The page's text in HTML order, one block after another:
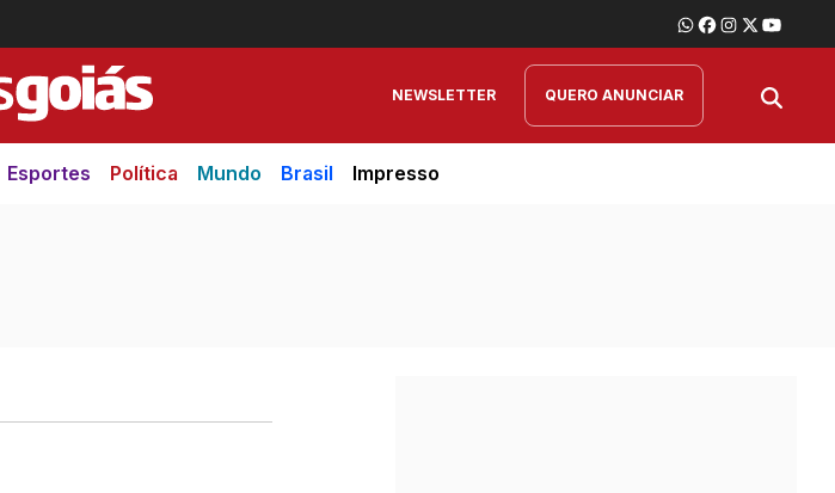
NEWSLETTER QUERO ANUNCIAR
Esportes Política Mundo Brasil Impresso